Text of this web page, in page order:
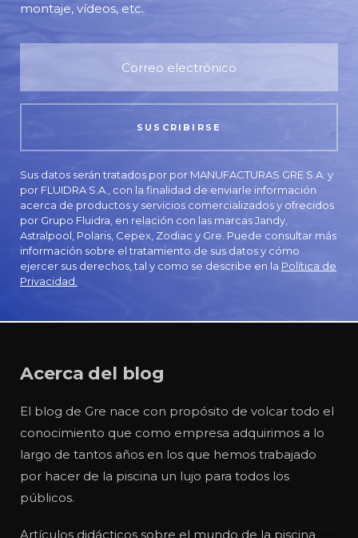
montaje, vídeos, etc.
Sus datos serán tratados por por MANUFACTURAS GRE S.A. y
por FLUIDRA S.A., con la finalidad de enviarle información
acerca de productos y servicios comercializados y ofrecidos
por Grupo Fluidra, en relación con las marcas Jandy,
Astralpool, Polaris, Cepex, Zodiac y Gre. Puede consultar más
información sobre el tratamiento de sus datos y cómo
ejercer sus derechos, tal y como se describe en la Política de
Privacidad.
Acerca del blog
El blog de Gre nace con propósito de volcar todo el
conocimiento que como empresa adquirimos a lo
largo de tantos años en los que hemos trabajado
por hacer de la piscina un lujo para todos los
públicos.
Artículos didácticos sobre el mundo de la piscina